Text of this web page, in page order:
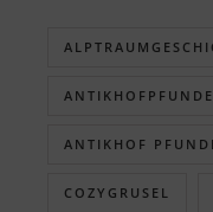
ANTIKHOF
COZYGRUSEL